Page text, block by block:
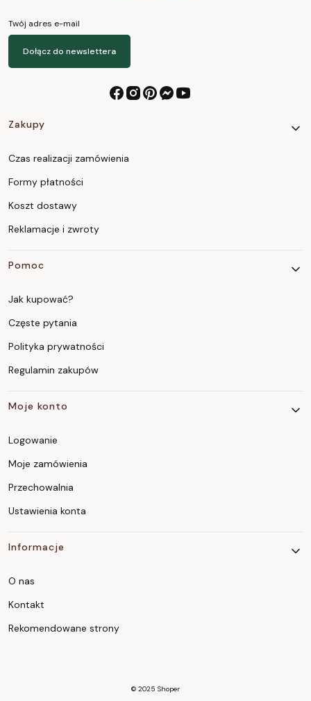
Twój adres e-mail
Dołącz do newslettera
Linki w stopce
Zakupy
Czas realizacji zamówienia
Formy płatności
Koszt dostawy
Reklamacje i zwroty
Pomoc
Jak kupować?
Częste pytania
Polityka prywatności
Regulamin zakupów
Moje konto
Logowanie
Moje zamówienia
Przechowalnia
Ustawienia konta
Informacje
O nas
Kontakt
Rekomendowane strony
© 2025 Shoper